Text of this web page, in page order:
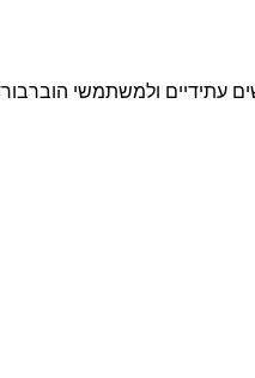
עתידיים ולמשתמשי